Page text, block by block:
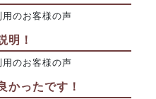
用のお客様の声
明！
用のお客様の声
かったです！